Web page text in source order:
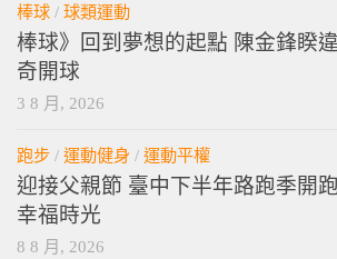
棒球 / 球類運動
棒球》回到夢想的起點 陳金鋒睽
奇開球
3 8 月, 2026
跑步 / 運動健身 / 運動平權
迎接父親節 臺中下半年路跑季開
幸福時光
8 8 月, 2026